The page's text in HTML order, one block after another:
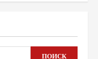
ПОИСК